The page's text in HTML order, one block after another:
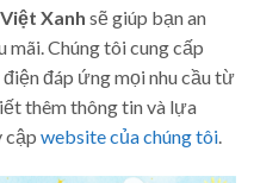
Xanh sẽ giúp bạn an
Chúng tôi cung cấp
điện đáp ứng mọi nhu cầu từ
thêm thông tin và lựa
cập website của chúng tôi.